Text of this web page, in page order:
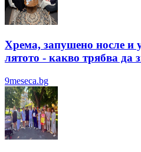
Хрема, запушено носле и
лятотo - какво трябва да
9meseca.bg